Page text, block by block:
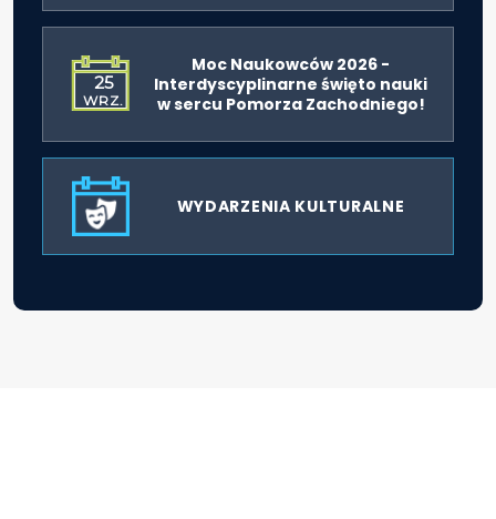
25
WRZ.
Moc Naukowców 2026 -
Interdyscyplinarne święto nauki
w sercu Pomorza Zachodniego!
WYDARZENIA KULTURALNE